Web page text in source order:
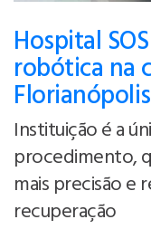
Hospital
robótica na
Florianópolis
Instituição é a
procedimento,
mais precisão e
recuperação